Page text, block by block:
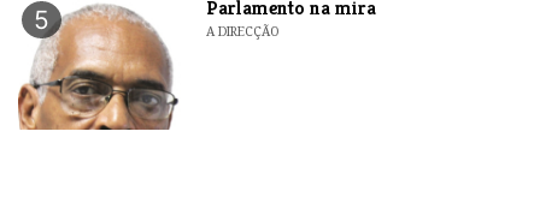
5 Parlamento na mira
A DIRECÇÃO